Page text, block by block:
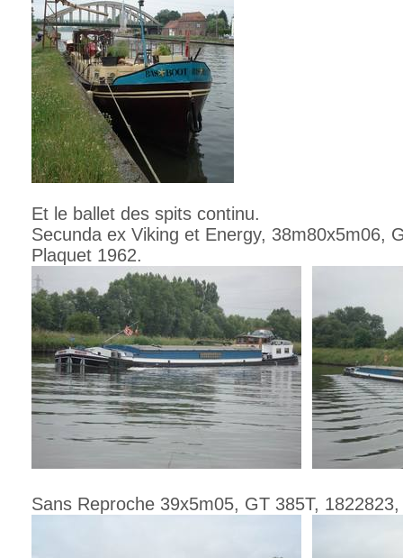
Et le ballet des spits continu.
Secunda ex Viking et Energy, 38m80x5m06,
Plaquet 1962.
Sans Reproche 39x5m05, GT 385T,